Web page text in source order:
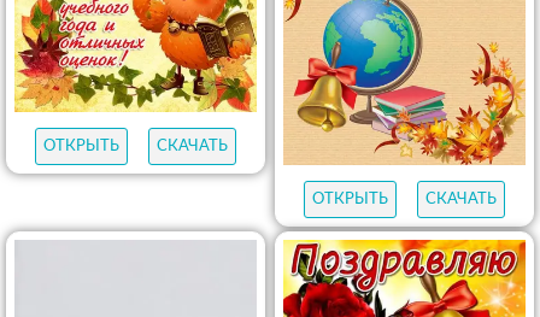
ОТКРЫТЬ СКАЧАТЬ
ОТКРЫТЬ СКАЧАТЬ